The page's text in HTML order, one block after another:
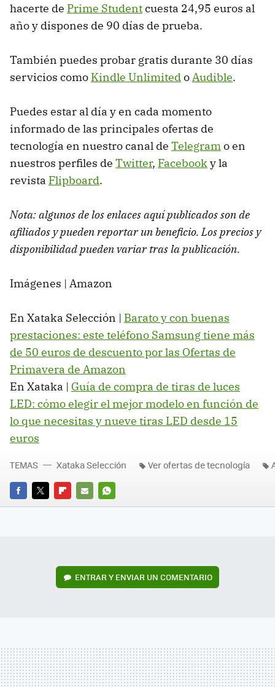
hacerte de Prime Studentcuesta 24,95 euros al
año y dispones de 90 días de prueba.
También puedes probar gratis durante 30 días
servicios como Kindle UnlimitedoAudible.
Puedes estar al día y en cada momento
informado de las principales ofertas de
tecnología en nuestro canal de Telegramo en
nuestros perfiles de Twitter, Facebooky la
revista Flipboard.
Nota: algunos de los enlaces aquí publicados son de
afiliados y pueden reportar un beneficio. Los precios y
disponibilidad pueden variar tras la publicación.
Imágenes | Amazon
En Xataka Selección | Barato y con buenas
prestaciones: este teléfono Samsung tiene más
de 50 euros de descuento por las Ofertas de
Primavera de Amazon
En Xataka | Guía de compra de tiras de luces
LED: cómo elegir el mejor modelo en función de
lo que necesitas y nueve tiras LED desde 15
euros
FACEBOOK
TWITTERFLIPBOARD
E-
WHATSAPP
TEMAS Xataka Selección Ver ofertas de tecnología
ENTRAR Y ENVIAR UN COMENTARIO